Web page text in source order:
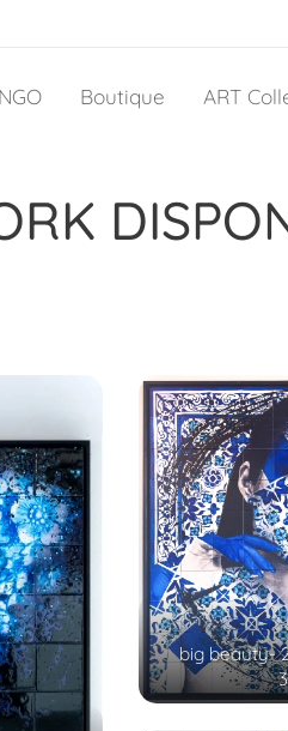
Boutique ART
big beauty-